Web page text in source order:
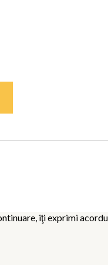
îţi exprimi